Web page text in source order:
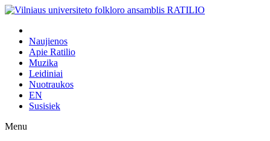
Naujienos
Apie Ratilio
Muzika
Leidiniai
Nuotraukos
EN
Susisiek
Menu